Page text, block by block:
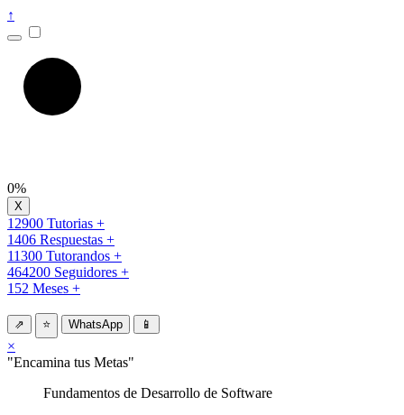
↑
0%
12900 Tutorias +
1406 Respuestas +
11300 Tutorandos +
464200 Seguidores +
152 Meses +
⇗ ⭐ WhatsApp 📱
×
"Encamina tus Metas"
Fundamentos de Desarrollo de Software